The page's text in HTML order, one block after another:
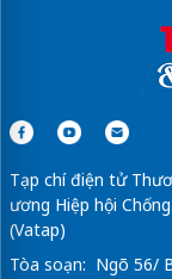
Tạp chí điện tử
ương Hiệp hội
(Vatap)
Tòa soạn: Ngõ 56/